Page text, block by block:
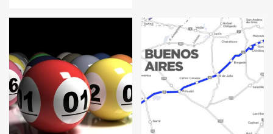
protagonistas del fatal accidente
en la mañana del lunes
4
Accidente en Ruta 5: falleció un
joven de Trenque Lauquen